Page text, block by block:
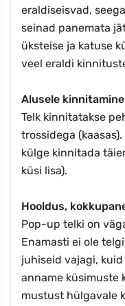
eraldiseisvad,
seinad panemata
üksteise ja katuse
veel eraldi
Alusele kinnitamine
Telk kinnitatakse
trossidega
külge kinnitada
küsi lisa).
Hooldus,
Pop-up telki on
Enamasti ei ole
juhiseid vajagi,
anname küsimuste
mustust hülgavale